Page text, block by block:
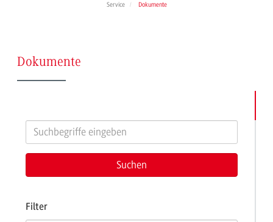
Service Dokumente
Dokumente
Filter